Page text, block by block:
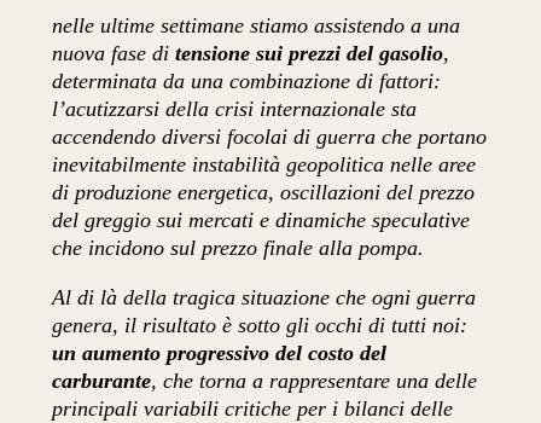
nelle ultime settimane stiamo assistendo a una
nuova fase ditensione sui prezzi del gasolio,
determinata da una combinazione di fattori:
l’acutizzarsi della crisi internazionale sta
accendendo diversi focolai di guerra che portano
inevitabilmente instabilità geopolitica nelle aree
di produzione energetica, oscillazioni del prezzo
del greggio sui mercati e dinamiche speculative
che incidono sul prezzo finale alla pompa.
Al di là della tragica situazione che ogni guerra
genera, il risultato è sotto gli occhi di tutti noi:
un aumento progressivo del costo del
carburante, che torna a rappresentare una delle
principali variabili critiche per i bilanci delle